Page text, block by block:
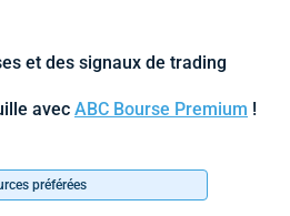
et des signaux de trading
avec ABC Bourse Premium !
préférées